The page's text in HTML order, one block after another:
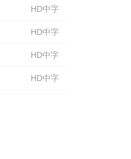
HD中字
HD中字
HD中字
HD中字